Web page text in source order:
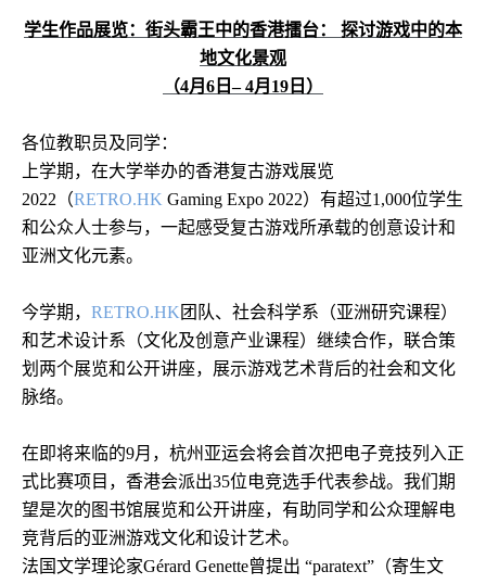
学生作品展览：街头霸王中的香港擂台：
探讨游戏中的本
地文化景观
（4月 6 日– 4月 19 日）
各位教职员及同学：
上学期，在大学举办的香港复古游戏展览
2022 （RETRO.HK Gaming Expo 2022）有超过1,000位学生
和公众人士参与，一起感受复古游戏所承载的创意设计和
亚洲文化元素。
今学期， RETRO.HK 团队、社会科学系（亚洲研究课程）
和艺术设计系（文化及创意产业课程）继续合作，联合策
划两个展览和公开讲座，展示游戏艺术背后的社会和文化
脉络。
在即将来临的9月，杭州亚运会将会首次把电子竞技列入正
式比赛项目，香港会派出35位电竞选手代表参战。我们期
望是次的图书馆展览和公开讲座，有助同学和公众理解电
竞背后的亚洲游戏文化和设计艺术。
法国文学理论家Gérard Genette曾提出 “paratext” （寄生文